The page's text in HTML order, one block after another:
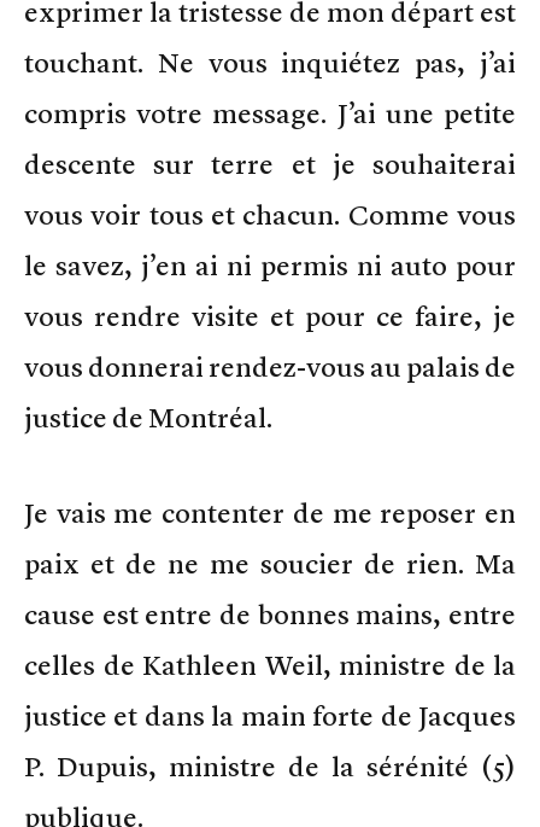
exprimer la tristesse de mon départ est
touchant. Ne vous inquiétez pas, j’ai
compris votre message. J’ai une petite
descente sur terre et je souhaiterai
vous voir tous et chacun. Comme vous
le savez, j’en ai ni permis ni auto pour
vous rendre visite et pour ce faire, je
vous donnerai rendez-vous au palais de
justice de Montréal.
Je vais me contenter de me reposer en
paix et de ne me soucier de rien. Ma
cause est entre de bonnes mains, entre
celles de Kathleen Weil, ministre de la
justice et dans la main forte de Jacques
P. Dupuis, ministre de la sérénité (5)
publique.